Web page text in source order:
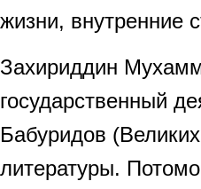
жизни, внутренние
Захириддин
государственный
Бабуридов
литературы.